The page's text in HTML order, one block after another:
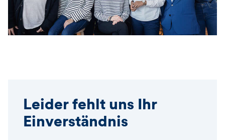
Leider fehlt uns Ihr
Einverständnis